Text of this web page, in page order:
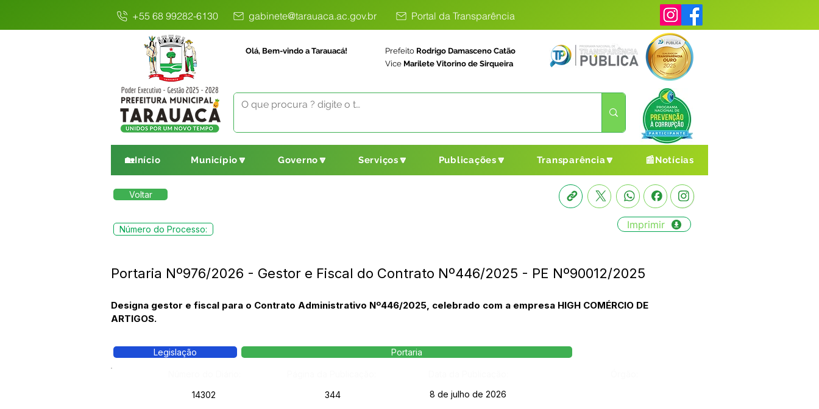
+55 68 99282-6130 gabinete@tarauaca.ac.gov.br Portal da Transparência
Olá, Bem-vindo a Tarauacá! Prefeito Rodrigo Damasceno Catão
Vice Marilete Vitorino de Sirqueira
🏡Início Município🔽 Governo🔽 Serviços🔽 Publicações🔽 Transparência🔽 📰Notícias
Voltar
Número do Processo: Imprimir
Portaria Nº976/2026 - Gestor e Fiscal do Contrato Nº446/2025 - PE Nº90012/2025
Designa gestor e fiscal para o Contrato Administrativo Nº446/2025, celebrado com a empresa HIGH COMÉRCIO DE
ARTIGOS.
Legislação Portaria
14302
344 8 de julho de 2026